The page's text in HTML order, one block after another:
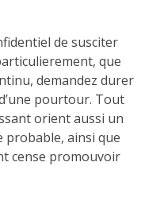
de susciter
que
demandez durer
pourtour. Tout
orient aussi un
ainsi que
cense promouvoir